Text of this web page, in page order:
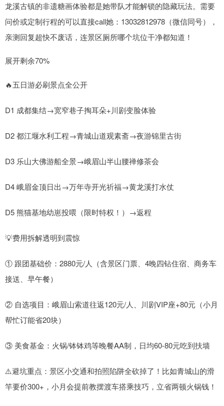
龙溪古镇的非遗糖画体验都是她带队才能解锁的隐藏玩法。需要
问价或定制行程的可以直接call她：13032812978（微信同号），
亲测回复超快不废话，连景区厕所哪个坑位干净都知道！
展开剩余70%
🔥五日游必刷景点全公开
D1 成都集结→宽窄巷子掏耳朵+川剧变脸体验
D2 都江堰水利工程→青城山道观素斋→夜游锦里古街
D3 乐山大佛游船全景→峨眉山半山腰禅修茶会
D4 峨眉金顶日出→万年寺开光祈福→黄龙溪打水仗
D5 熊猫基地幼崽投喂（限时特权！）→返程
💡费用拆解透明到震惊
① 跟团基础价：2880元/人（含景区门票、4晚四钻住宿、商务车
接送、早午餐）
② 自选项目：峨眉山索道往返120元/人、川剧VIP座+80元（小月
帮忙订能省20块）
③ 美食基金：火锅/钵钵鸡等晚餐AA制，日均60-80元吃到扶墙
⚠️避坑重点：景区小交通和拍照陷阱全砍掉了！比如青城山的滑
竿要价300+，小月会提前教摆渡车搭乘技巧，立省两顿火锅钱！